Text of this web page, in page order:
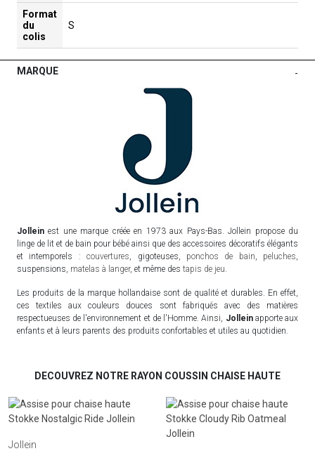
Format
du
colis
S
MARQUE -
Jolleinest une marque créée en 1973 aux Pays-Bas. Jollein propose du
linge de lit et de bain pour bébé ainsi que des accessoires décoratifs élégants
et intemporels :couvertures , gigoteuses, ponchos de bain peluches
suspensions, matelas à langer, et même des tapis de jeu
Les produits de la marque hollandaise sont de qualité et durables. En effet,
ces textiles aux couleurs douces sont fabriqués avec des matières
respectueuses de l'environnement et de l'Homme. Ainsi,
Jolleinapporte aux
enfants et à leurs parents des produits confortables et utiles au quotidien.
DECOUVREZ NOTRE RAYON COUSSIN CHAISE HAUTE
Jollein